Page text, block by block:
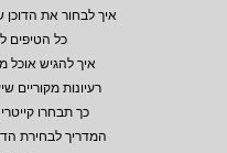
איך לבחור את הדוכן
כל הטיפים
איך להגיש אוכל
רעיונות מקוריים
כך תבחרו
המדריך לבחירת